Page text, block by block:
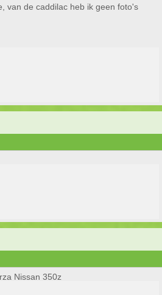
van de caddilac heb ik geen foto's
Nissan 350z